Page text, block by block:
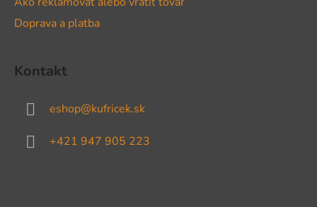
Doprava a platba
Kontakt
eshop@kufricek.sk
+421 947 905 223